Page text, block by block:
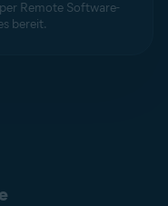
Remote Software-
bereit.